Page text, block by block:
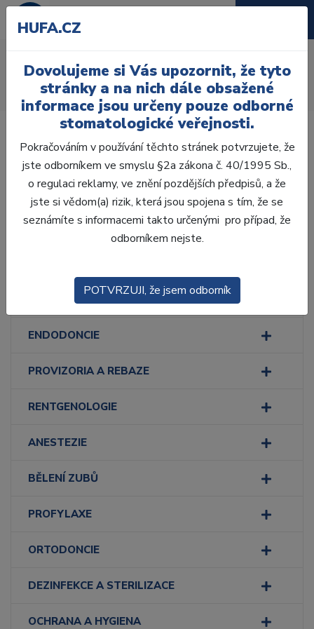
Úvod Ordinace Ruční nástroje
Ostatní nástroje
Lžičky
Laboratoř
Ordinace
ENDODONCIE
PROVIZORIA A REBAZE
RENTGENOLOGIE
ANESTEZIE
BĚLENÍ ZUBŮ
PROFYLAXE
ORTODONCIE
DEZINFEKCE A STERILIZACE
OCHRANA A HYGIENA
HUFA.CZ
Dovolujeme si Vás upozornit, že tyto
stránky a na nich dále obsažené
informace jsou určeny pouze odborné
stomatologické veřejnosti.
Pokračováním v používání těchto stránek potvrzujete, že
jste odborníkem ve smyslu §2a zákona č. 40/1995 Sb.,
o regulaci reklamy, ve znění pozdějších předpisů, a že
jste si vědom(a) rizik, která jsou spojena s tím, že se
seznámíte s informacemi takto určenými pro případ, že
odborníkem nejste.
POTVRZUJI, že jsem odborník